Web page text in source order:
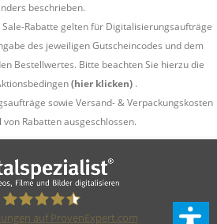
beschrieben.
Rabatte gelten für Digitalisierungsaufträge
des jeweiligen Gutscheincodes und dem
Bestellwertes. Bitte beachten Sie hierzu die
(hier klicken) .
sowie Versand- & Verpackungskosten
Rabatten ausgeschlossen.
auf ProvenExpert.com